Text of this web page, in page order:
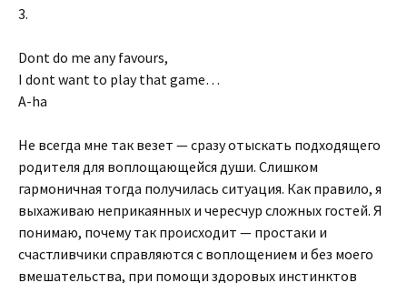
3.
Dont do me any favours,
I dont want to play that game…
A-ha
Не всегда мне так везет — сразу отыскать подходящего
родителя для воплощающейся души. Слишком
гармоничная тогда получилась ситуация. Как правило, я
выхаживаю неприкаянных и чересчур сложных гостей. Я
понимаю, почему так происходит — простаки и
счастливчики справляются с воплощением и без моего
вмешательства, при помощи здоровых инстинктов